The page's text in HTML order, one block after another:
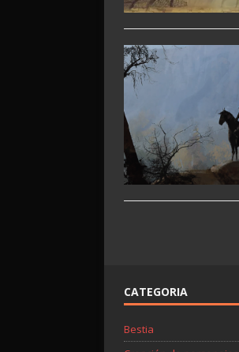
CATEGORIA
Bestia